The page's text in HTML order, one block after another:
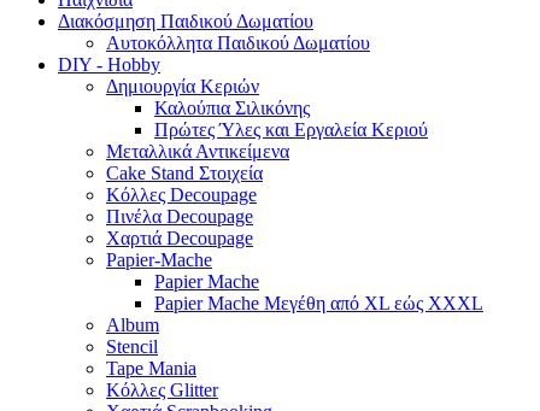
Διακόσμηση Παιδικού Δωματίου
Αυτοκόλλητα Παιδικού Δωματίου
DIY - Hobby
Δημιουργία Κεριών
Καλούπια Σιλικόνης
Πρώτες Ύλες και Εργαλεία Κεριού
Μεταλλικά Αντικείμενα
Cake Stand Στοιχεία
Κόλλες Decoupage
Πινέλα Decoupage
Χαρτιά Decoupage
Papier-Mache
Papier Mache
Papier Mache Μεγέθη από XL εώς XXXL
Album
Stencil
Tape Mania
Κόλλες Glitter